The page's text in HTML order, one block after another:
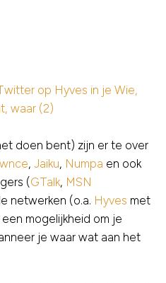
doen bent) zijn er te over
, Jaiku, Numpa en ook
(GTalk, MSN
netwerken (o.a. Hyves met
mogelijkheid om je
je waar wat aan het